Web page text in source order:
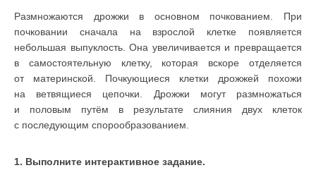
Размножаются дрожжи в основном почкованием. При
почковании сначала на взрослой клетке появляется
небольшая выпуклость. Она увеличивается и превращается
в самостоятельную клетку, которая вскоре отделяется
от материнской. Почкующиеся клетки дрожжей похожи
на ветвящиеся цепочки. Дрожжи могут размножаться
и половым путём в результате слияния двух клеток
с последующим спорообразованием.
1. Выполните интерактивное задание.